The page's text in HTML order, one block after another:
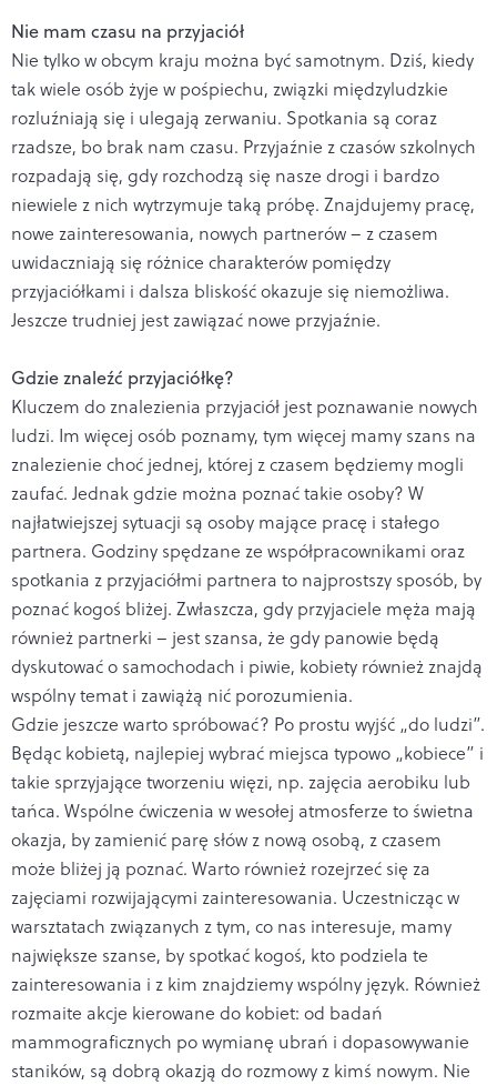
Nie mam czasu na przyjaciół
Nie tylko w obcym kraju można być samotnym. Dziś, kiedy
tak wiele osób żyje w pośpiechu, związki międzyludzkie
rozluźniają się i ulegają zerwaniu. Spotkania są coraz
rzadsze, bo brak nam czasu. Przyjaźnie z czasów szkolnych
rozpadają się, gdy rozchodzą się nasze drogi i bardzo
niewiele z nich wytrzymuje taką próbę. Znajdujemy pracę,
nowe zainteresowania, nowych partnerów – z czasem
uwidaczniają się różnice charakterów pomiędzy
przyjaciółkami i dalsza bliskość okazuje się niemożliwa.
Jeszcze trudniej jest zawiązać nowe przyjaźnie.
Gdzie znaleźć przyjaciółkę?
Kluczem do znalezienia przyjaciół jest poznawanie nowych
ludzi. Im więcej osób poznamy, tym więcej mamy szans na
znalezienie choć jednej, której z czasem będziemy mogli
zaufać. Jednak gdzie można poznać takie osoby? W
najłatwiejszej sytuacji są osoby mające pracę i stałego
partnera. Godziny spędzane ze współpracownikami oraz
spotkania z przyjaciółmi partnera to najprostszy sposób, by
poznać kogoś bliżej. Zwłaszcza, gdy przyjaciele męża mają
również partnerki – jest szansa, że gdy panowie będą
dyskutować o samochodach i piwie, kobiety również znajdą
wspólny temat i zawiążą nić porozumienia.
Gdzie jeszcze warto spróbować? Po prostu wyjść „do ludzi”.
Będąc kobietą, najlepiej wybrać miejsca typowo „kobiece” i
takie sprzyjające tworzeniu więzi, np. zajęcia aerobiku lub
tańca. Wspólne ćwiczenia w wesołej atmosferze to świetna
okazja, by zamienić parę słów z nową osobą, z czasem
może bliżej ją poznać. Warto również rozejrzeć się za
zajęciami rozwijającymi zainteresowania. Uczestnicząc w
warsztatach związanych z tym, co nas interesuje, mamy
największe szanse, by spotkać kogoś, kto podziela te
zainteresowania i z kim znajdziemy wspólny język. Również
rozmaite akcje kierowane do kobiet: od badań
mammograficznych po wymianę ubrań i dopasowywanie
staników, są dobrą okazją do rozmowy z kimś nowym. Nie